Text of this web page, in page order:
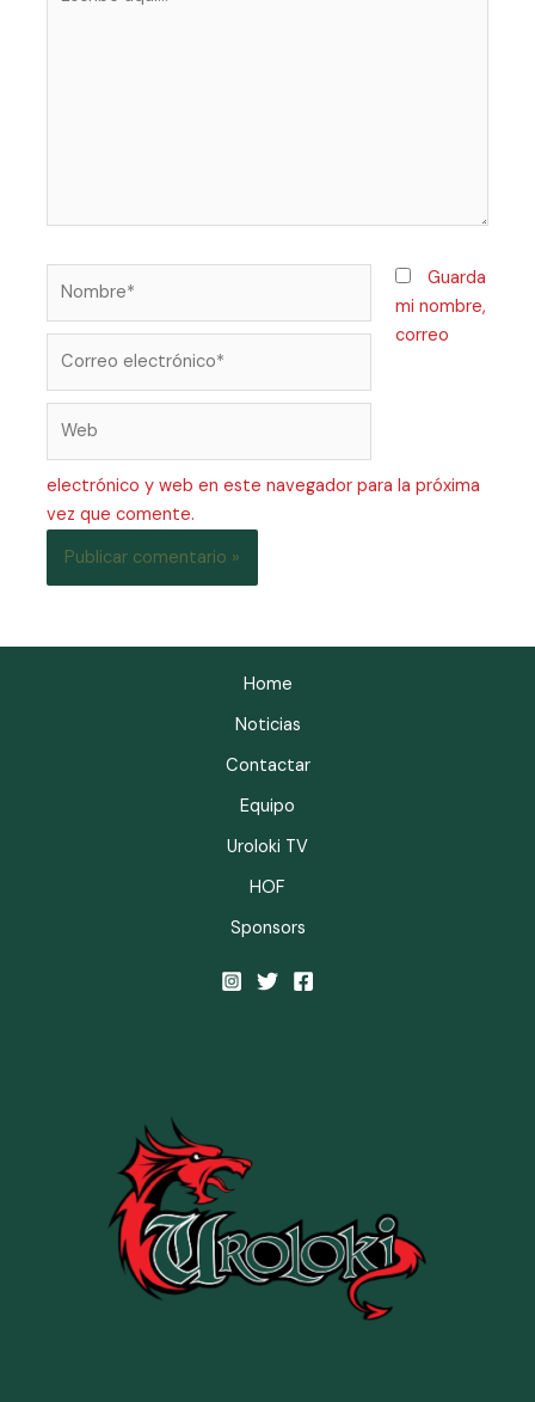
Guarda
mi nombre,
correo
electrónico y web en este navegador para la próxima
vez que comente.
Home
Noticias
Contactar
Equipo
Uroloki TV
HOF
Sponsors